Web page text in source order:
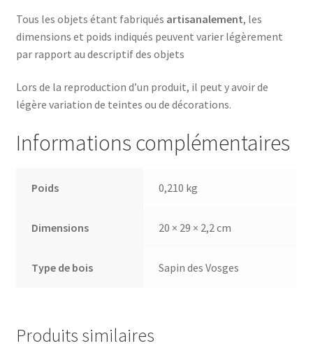
Tous les objets étant fabriqués artisanalement, les
dimensions et poids indiqués peuvent varier légèrement
par rapport au descriptif des objets
Lors de la reproduction d’un produit, il peut y avoir de
légère variation de teintes ou de décorations.
Informations complémentaires
Poids 0,210 kg
Dimensions 20 × 29 × 2,2 cm
Type de bois Sapin des Vosges
Produits similaires